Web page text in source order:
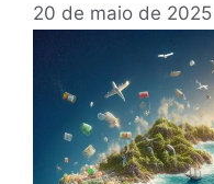
20 de maio de 2025